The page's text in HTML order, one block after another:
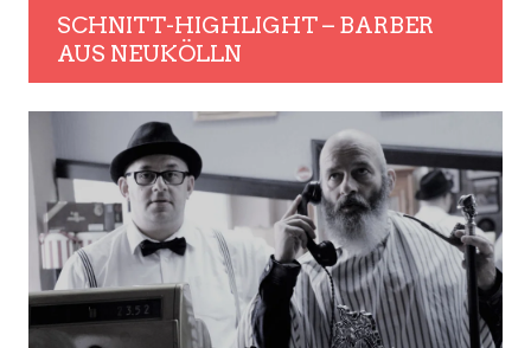
SCHNITT-HIGHLIGHT – BARBER
AUS NEUKÖLLN